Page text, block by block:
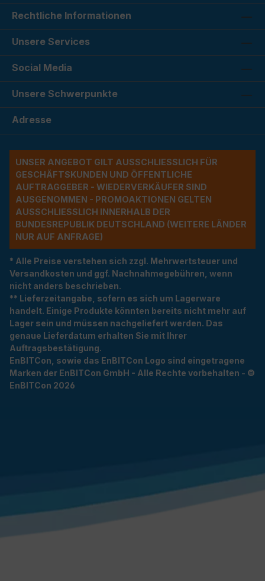
Rechtliche Informationen
Unsere Services
Social Media
Unsere Schwerpunkte
Adresse
UNSER ANGEBOT GILT AUSSCHLIESSLICH FÜR G
ESCHÄFTSKUNDEN UND ÖFFENTLICHE A
UFTRAGGEBER - WIEDERVERKÄUFER SIND A
USGENOMMEN - PROMOAKTIONEN GELTEN A
USSCHLIESSLICH INNERHALB DER BU
NDESREPUBLIK DEUTSCHLAND (WEITERE LÄNDER NU
R AUF ANFRAGE)
* Alle Preise verstehen sich zzgl. Mehrwertsteuer und
Versandkosten und ggf. Nachnahmegebühren, wenn
nicht anders beschrieben.
** Lieferzeitangabe, sofern es sich um Lagerware
handelt. Einige Produkte könnten bereits nicht mehr auf
Lager sein und müssen nachgeliefert werden. Das
genaue Lieferdatum erhalten Sie mit Ihrer
Auftragsbestätigung.
EnBITCon, sowie das EnBITCon Logo sind eingetragene
Marken der EnBITCon GmbH - Alle Rechte vorbehalten - ©
EnBITCon 2026